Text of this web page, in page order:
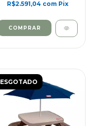
R$2.591,04 com Pix
ESGOTADO